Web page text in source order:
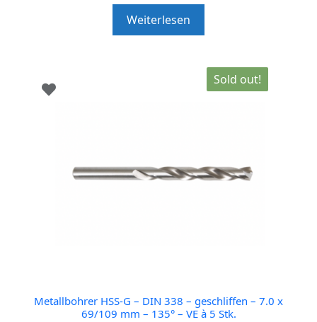
o
f
5
Weiterlesen
Sold out!
Metallbohrer HSS-G – DIN 338 – geschliffen – 7.0 x
69/109 mm – 135° – VE à 5 Stk.